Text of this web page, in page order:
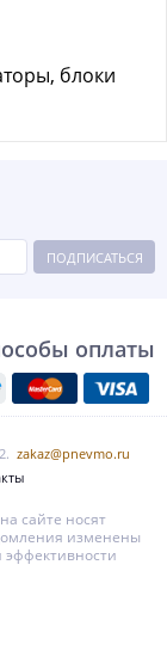
блоки
ПОДПИСАТЬСЯ
оплаты
zakaz@pnevmo.ru
сайте носят
изменены